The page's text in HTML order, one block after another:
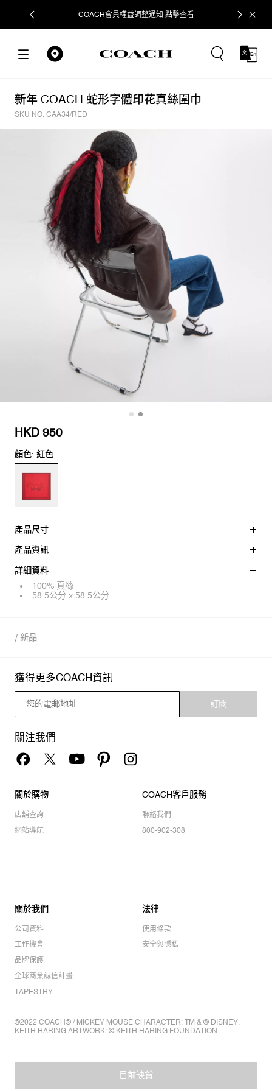
COACH會員權益調整通知 點擊查看 立即追蹤
新年 COACH 蛇形字體印花真絲圍巾
SKU NO: CAA34/RED
HKD 950
顏色: 紅色
產品尺寸
產品資訊
詳細資料
100% 真絲
58.5公分 x 58.5公分
目前缺貨
/ 新品
獲得更多COACH資訊
訂閱
關注我們
關於購物
店舖查詢
網站導航
COACH客戶服務
聯絡我們
800-902-308
關於我們
公司資料
工作機會
品牌保護
全球商業誠信計畫
TAPESTRY
法律
使用條款
安全與隱私
©2022 COACH® / MICKEY MOUSE CHARACTER: TM & © DISNEY.
KEITH HARING ARTWORK: © KEITH HARING FOUNDATION.
©2022 COACH IP HOLDINGS LLC. COACH, COACH SIGNATURE C